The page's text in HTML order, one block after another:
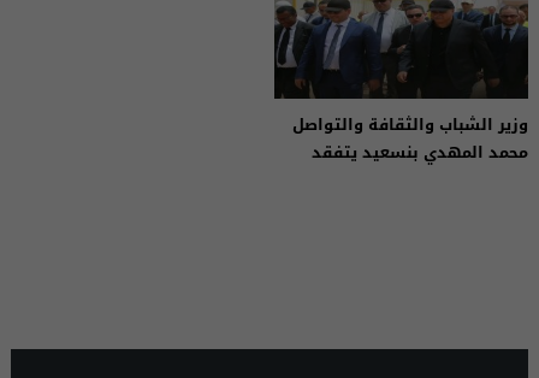
وزير الشباب والثقافة والتواصل
محمد المهدي بنسعيد يتفقد